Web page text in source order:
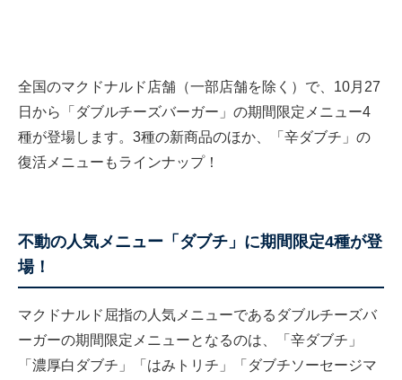
全国のマクドナルド店舗（一部店舗を除く）で、10月27
日から「ダブルチーズバーガー」の期間限定メニュー4
種が登場します。3種の新商品のほか、「辛ダブチ」の
復活メニューもラインナップ！
不動の人気メニュー「ダブチ」に期間限定4種が登
場！
マクドナルド屈指の人気メニューであるダブルチーズバ
ーガーの期間限定メニューとなるのは、「辛ダブチ」
「濃厚白ダブチ」「はみトリチ」「ダブチソーセージマ